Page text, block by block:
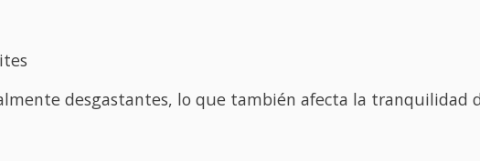
desgastantes, lo que también afecta la tranquilidad